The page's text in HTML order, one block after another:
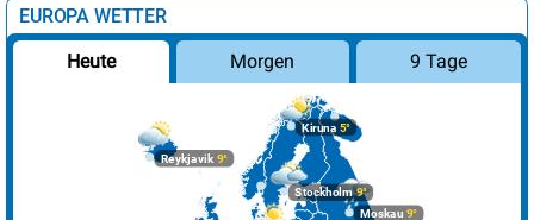
EUROPA WETTER
Heute Morgen 9 Tage
Stockholm9°
Kiruna5°
Moskau 9°
Reykjavik 9°